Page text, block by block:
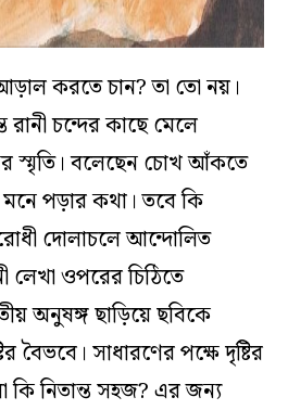
করতে চান? তা তো নয়।
রানী চন্দের কাছে মেলে
স্মৃতি। বলেছেন চোখ আঁকতে
পড়ার কথা। তবে কি
দোলাচলে আন্দোলিত
লেখা ওপরের চিঠিতে
অনুষঙ্গ ছাড়িয়ে ছবিকে
বৈভবে। সাধারণের পক্ষে দৃষ্টির
কি নিতান্ত সহজ? এর জন্য